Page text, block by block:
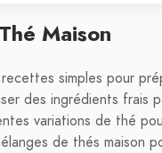
Maison
simples pour
des ingrédients frais
variations de thé
de thés maison